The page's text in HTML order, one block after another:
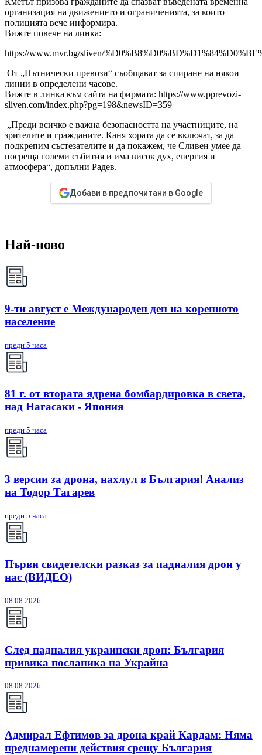
организация на движението и ограниченията, за които
полицията вече информира.
Вижте повече на линка:
https://www.mvr.bg/sliven/
От „Пътнически превози“ съобщават за спиране на някои
линии в определени часове.
Вижте в линка към сайта на фирмата: https://www.pprevozi-
sliven.com/index.php?pg=198&newsID=359
„Преди всичко е важна безопасността на участниците, на
зрителите и гражданите. Каня хората да се включат, за да
подкрепим състезателите и да покажем, че Сливен умее да
посреща големи събития и има висок дух, енергия и
атмосфера“, допълни Радев.
Добави в предпочитани в Google
Най-ново
9-ти август е Международен ден на коренното
население
преди 5 часа
81 г. от втората ядрена бомбардировка в света,
над Нагасаки - Япония
преди 5 часа
3 версии за дрона, нахлул в България! Анализ
на Тодор Тагарев
преди 5 часа
Първи свидетелски разказ за падналия дрон у
нас (ВИДЕО)
08.08.2026
След падналия украински дрон: България
привика посланика на Украйна
08.08.2026
Адмирал Ефтимов за дрона край Кардам: Няма
преднамерени действия срещу България